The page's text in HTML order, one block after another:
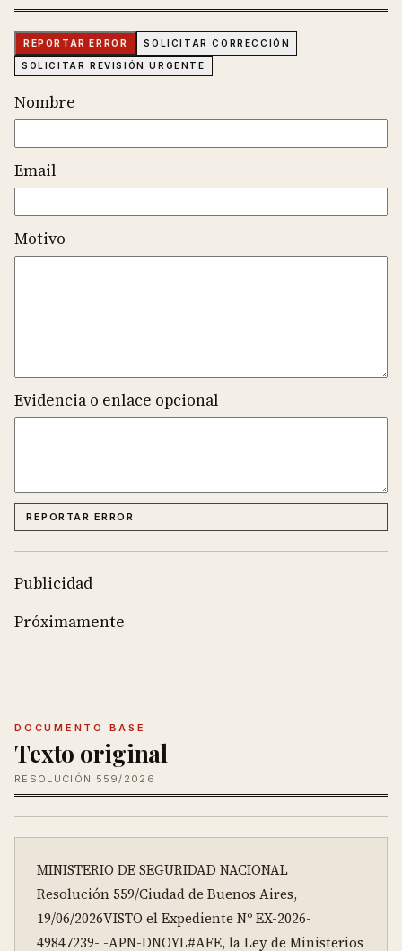
REPORTAR ERROR SOLICITAR CORRECCIÓN
SOLICITAR REVISIÓN URGENTE
Nombre
Email
Motivo
Evidencia o enlace opcional
REPORTAR ERROR
Publicidad
Próximamente
DOCUMENTO BASE
Texto original
RESOLUCIÓN 559/2026
MINISTERIO DE SEGURIDAD NACIONAL
Resolución 559/Ciudad de Buenos Aires,
19/06/2026VISTO el Expediente Nº EX-2026-
49847239- -APN-DNOYL#AFE, la Ley de Ministerios